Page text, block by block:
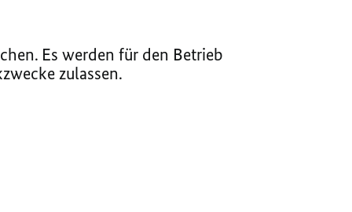
Es werden für den Betrieb
zulassen.